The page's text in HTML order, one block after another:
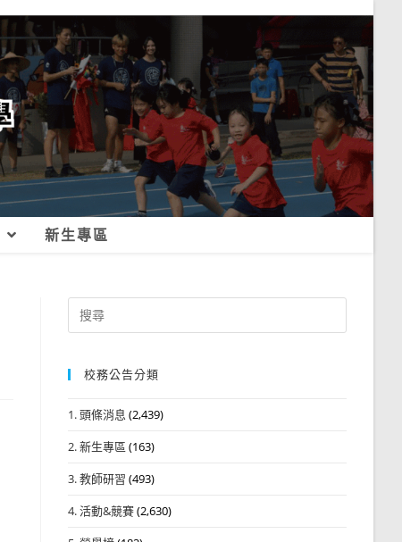
新生專區
Search
for:
校務公告分類
1. 頭條消息 (2,439)
2. 新生專區 (163)
3. 教師研習 (493)
4. 活動&競賽(2,630)